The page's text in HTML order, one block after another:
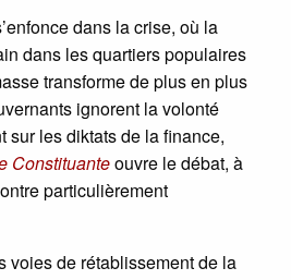
dans la crise, où la
dans les quartiers populaires
transforme de plus en plus
ignorent la volonté
sur les diktats de la finance,
Constituanteouvre le débat, à
particulièrement
voies de rétablissement de la